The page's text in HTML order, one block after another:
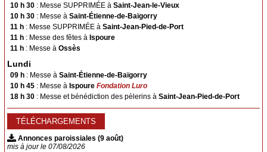
Saint-Jean-le-Vieux
Ahaxe
Aincille
Ainhice-Mongelos
Alciette
Bustince
Iriberry
Gamarthe
Lacarre
Saint-Jacques du Baïgura
Bidarray
10 h 30: Messe SUPPRIMÉE à Saint-Jean-le-Vieux
10 h 30: Messe à Saint-Étienne-de-Baïgorry
11 h: Messe SUPPRIMÉE à Saint-Jean-Pied-de-Port
11 h: Messe des fêtes à Ispoure
11 h: Messe à Ossès
Lundi
09 h: Messe à Saint-Étienne-de-Baïgorry
10 h 45: Messe à Ispoure Fondation Luro
18 h 30: Messe et bénédiction des pèlerins à Saint-Jean-Pied-de-Port
TÉLÉCHARGEMENTS
Annonces paroissiales (9 août)
mis à jour le 07/08/2026